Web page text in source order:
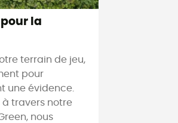
la
terrain de jeu,
pour
une évidence.
à travers notre
nous